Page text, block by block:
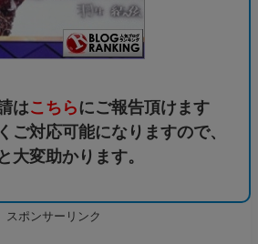
はこちら にご報告頂けます
ご対応可能になりますので、
大変助かります。
スポンサーリンク